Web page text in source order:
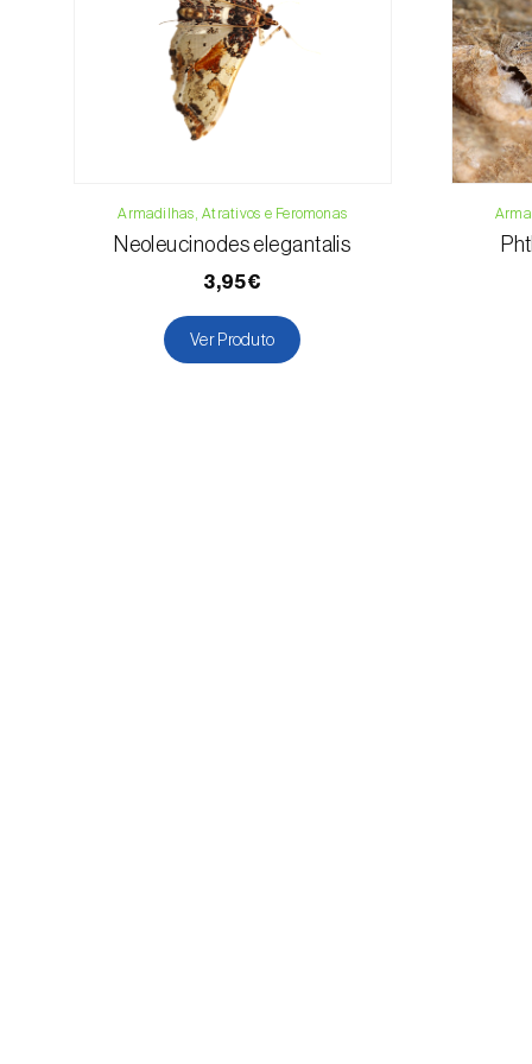
Armadilhas, Atrativos e Feromonas
Neoleucinodes elegantalis
3,95€
Ver Produto